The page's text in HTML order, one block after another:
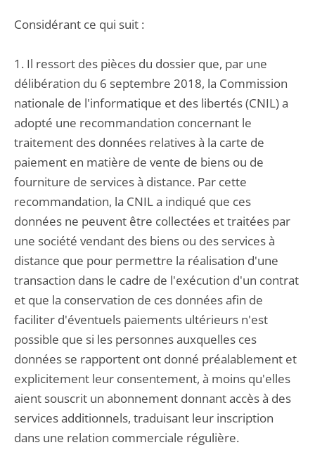
Considérant ce qui suit :
1. Il ressort des pièces du dossier que, par une
délibération du 6 septembre 2018, la Commission
nationale de l'informatique et des libertés (CNIL) a
adopté une recommandation concernant le
traitement des données relatives à la carte de
paiement en matière de vente de biens ou de
fourniture de services à distance. Par cette
recommandation, la CNIL a indiqué que ces
données ne peuvent être collectées et traitées par
une société vendant des biens ou des services à
distance que pour permettre la réalisation d'une
transaction dans le cadre de l'exécution d'un contrat
et que la conservation de ces données afin de
faciliter d'éventuels paiements ultérieurs n'est
possible que si les personnes auxquelles ces
données se rapportent ont donné préalablement et
explicitement leur consentement, à moins qu'elles
aient souscrit un abonnement donnant accès à des
services additionnels, traduisant leur inscription
dans une relation commerciale régulière.